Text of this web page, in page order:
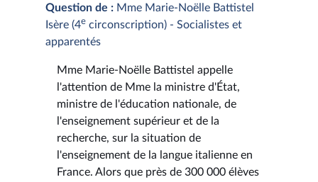
Question de : Mme Marie-Noëlle Battistel
Isère (4e circonscription) - Socialistes et
apparentés
Mme Marie-Noëlle Battistel appelle
l'attention de Mme la ministre d'État,
ministre de l'éducation nationale, de
l'enseignement supérieur et de la
recherche, sur la situation de
l'enseignement de la langue italienne en
France. Alors que près de 300 000 élèves